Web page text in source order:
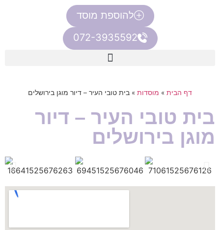
להוספת מוסד
072-3935592
דף הבית » מוסדות » בית טובי העיר – דיור מוגן בירושלים
בית טובי העיר – דיור
מוגן בירושלים